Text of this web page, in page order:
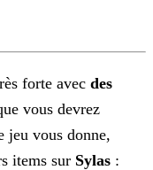
forte avec des
vous devrez
jeu vous donne,
items sur Sylas :